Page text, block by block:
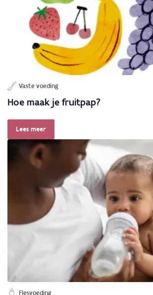
Vaste voeding
Hoe maak je fruitpap?
Lees meer
Flesvoeding